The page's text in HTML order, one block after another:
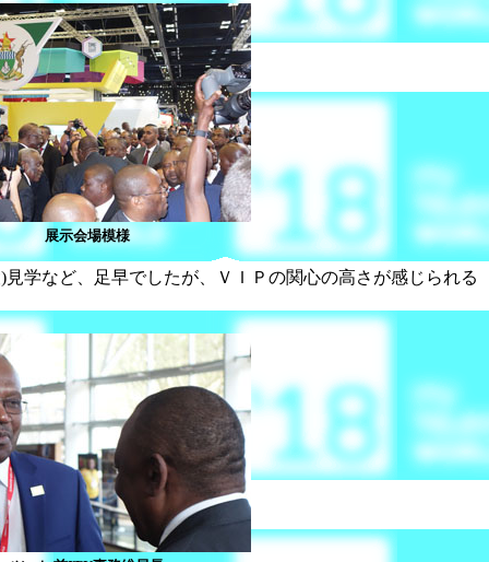
展示会場模様
学など、足早でしたが、ＶＩＰの関心の高さが感じられる